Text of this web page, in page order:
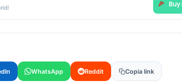
WhatsApp Reddit Copia link